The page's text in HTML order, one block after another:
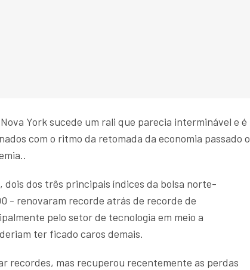
York sucede um rali que parecia interminável e é
com o ritmo da retomada da economia passado o
dois dos três principais índices da bolsa norte-
- renovaram recorde atrás de recorde de
pelo setor de tecnologia em meio a
ter ficado caros demais.
recordes, mas recuperou recentemente as perdas